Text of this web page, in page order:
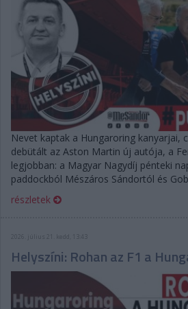
Nevet kaptak a Hungaroring kanyarjai,
debütált az Aston Martin új autója, a
legjobban: a Magyar Nagydíj pénteki
paddockból Mészáros Sándortól és
részletek
2026. július 21. kedd, 13:43
Helyszíni: Rohan az F1 a